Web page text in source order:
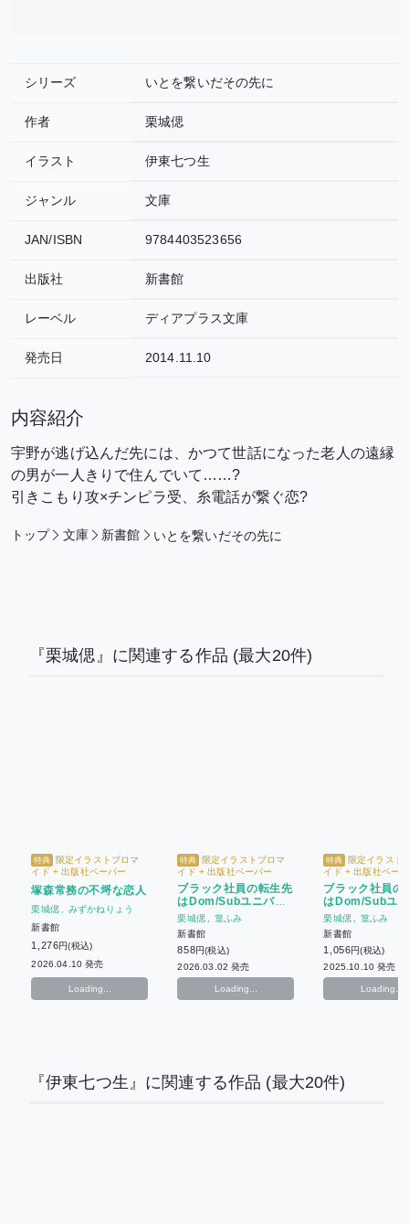
シリーズ いとを繋いだその先に
作者 栗城偲
イラスト 伊東七つ生
ジャンル 文庫
JAN/ISBN 9784403523656
出版社 新書館
レーベル ディアプラス文庫
発売日 2014.11.10
内容紹介
宇野が逃げ込んだ先には、かつて世話になった老人の遠縁
の男が一人きりで住んでいて……?
引きこもり攻×チンピラ受、糸電話が繋ぐ恋?
トップ 文庫 新書館 いとを繋いだその先に
『栗城偲』に関連する作品 (最大20件)
特典
限定イラストブロマ
イド + 出版社ペーパー
塚森常務の不埒な恋人
栗城偲
みずかねりょう
新書館
1,276円(税込)
2026.04.10 発売
Loading...
特典
限定イラストブロマ
イド + 出版社ペーパー
ブラック社員の転生先
はDom/Subユニバー
スの世界でした(2)
栗城偲
篁ふみ
新書館
858円(税込)
2026.03.02 発売
Loading...
特典
限定イラスト
イド + 出版社ペー
ブラック社員の
はDom/Subユ
スの世界でした
栗城偲
篁ふみ
新書館
1,056円(税込)
2025.10.10 発売
Loading...
『伊東七つ生』に関連する作品 (最大20件)